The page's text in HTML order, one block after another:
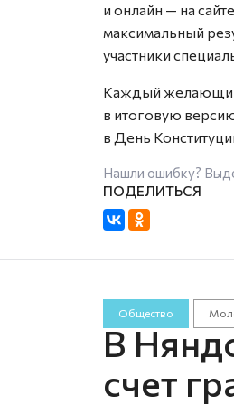
и онлайн — на сайте
максимальный
участники
Каждый желающий
в итоговую
в День
Нашли ошибку?
Общество
В
счет